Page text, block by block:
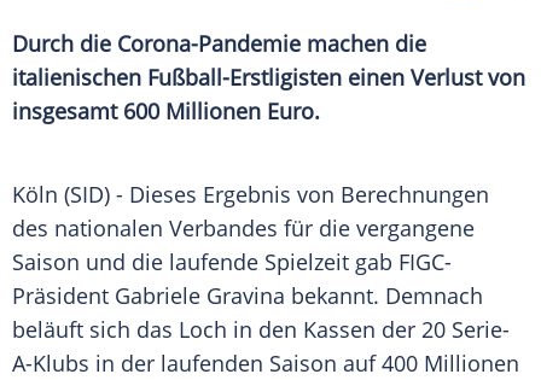
Durch die Corona-Pandemie machen die
italienischen Fußball-Erstligisten einen Verlust von
insgesamt 600 Millionen Euro.
Köln (SID) - Dieses Ergebnis von Berechnungen
des nationalen Verbandes für die vergangene
Saison und die laufende Spielzeit gab FIGC-
Präsident Gabriele Gravina bekannt. Demnach
beläuft sich das Loch in den Kassen der 20 Serie-
A-Klubs in der laufenden Saison auf 400 Millionen